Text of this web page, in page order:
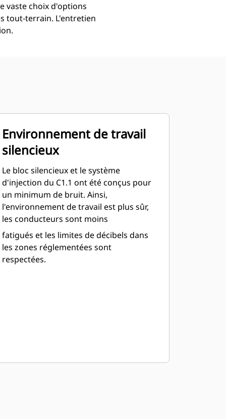
vaste choix d'options
tout-terrain. L'entretien
Environnement de travail
silencieux
Le bloc silencieux et le système
d'injection du C1.1 ont été conçus pour
un minimum de bruit. Ainsi,
l'environnement de travail est plus sûr,
les conducteurs sont moins
fatigués et les limites de décibels dans
les zones réglementées sont
respectées.